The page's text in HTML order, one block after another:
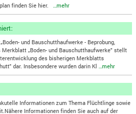
finden Sie hier.…mehr
und Bauschutthaufwerke - Beprobung,
Merkblatt „Boden- und Bauschutthaufwerke" stellt
des bisherigen Merkblatts
dar. Insbesondere wurden darin Kl…mehr
Informationen zum Thema Flüchtlinge sowie
Informationen finden Sie auch auf der